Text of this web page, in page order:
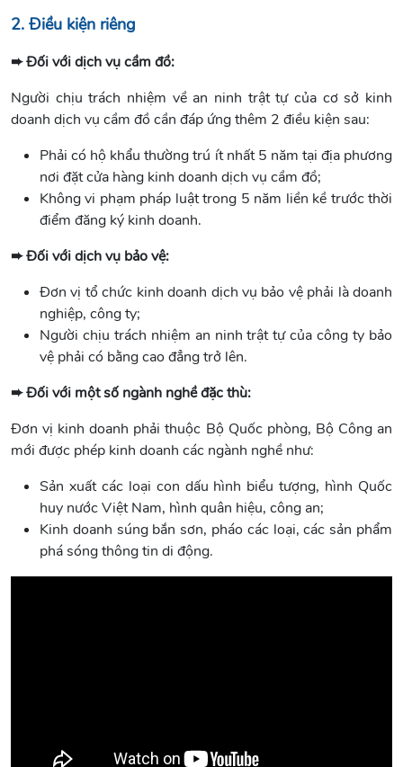
2. Điều kiện riêng
➨ Đối với dịch vụ cầm đồ:
Người chịu trách nhiệm về an ninh trật tự của cơ sở kinh
doanh dịch vụ cầm đồ cần đáp ứng thêm 2 điều kiện sau:
Phải có hộ khẩu thường trú ít nhất 5 năm tại địa phương
nơi đặt cửa hàng kinh doanh dịch vụ cầm đồ;
Không vi phạm pháp luật trong 5 năm liền kề trước thời
điểm đăng ký kinh doanh.
➨ Đối với dịch vụ bảo vệ:
Đơn vị tổ chức kinh doanh dịch vụ bảo vệ phải là doanh
nghiệp, công ty;
Người chịu trách nhiệm an ninh trật tự của công ty bảo
vệ phải có bằng cao đẳng trở lên.
➨ Đối với một số ngành nghề đặc thù:
Đơn vị kinh doanh phải thuộc Bộ Quốc phòng, Bộ Công an
mới được phép kinh doanh các ngành nghề như:
Sản xuất các loại con dấu hình biểu tượng, hình Quốc
huy nước Việt Nam, hình quân hiệu, công an;
Kinh doanh súng bắn sơn, pháo các loại, các sản phẩm
phá sóng thông tin di động.